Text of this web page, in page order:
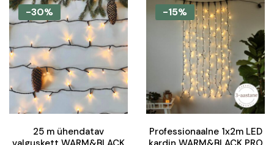
oli:
€66.10.
is:
€46.27.
oli:
€66.10.
is:
€46.27.
-30%
25 m ühendatav
-15%
Professionaalne 1x2m LED